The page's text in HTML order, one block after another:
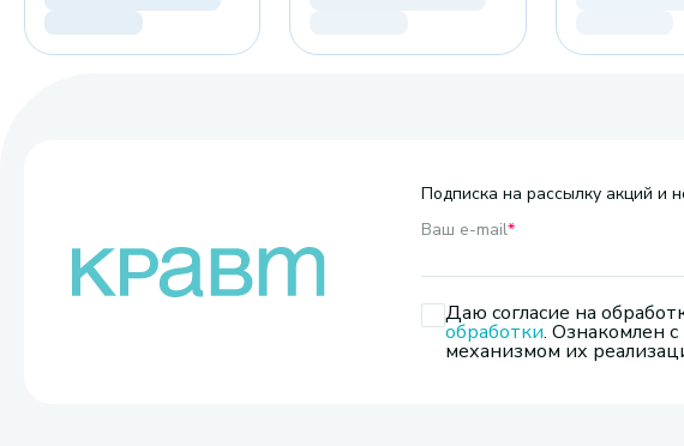
Подписка на рассылку акций и
Ваш e-mail*
Даю согласие на
обработки. Ознакомлен
механизмом их